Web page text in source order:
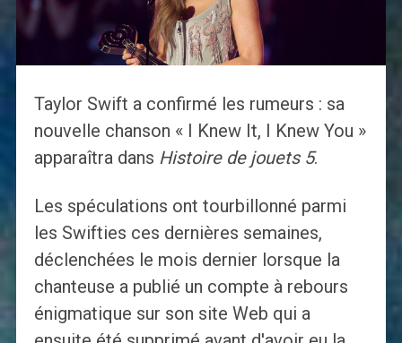
Taylor Swift a confirmé les rumeurs : sa
nouvelle chanson « I Knew It, I Knew You »
apparaîtra dans Histoire de jouets 5.
Les spéculations ont tourbillonné parmi
les Swifties ces dernières semaines,
déclenchées le mois dernier lorsque la
chanteuse a publié un compte à rebours
énigmatique sur son site Web qui a